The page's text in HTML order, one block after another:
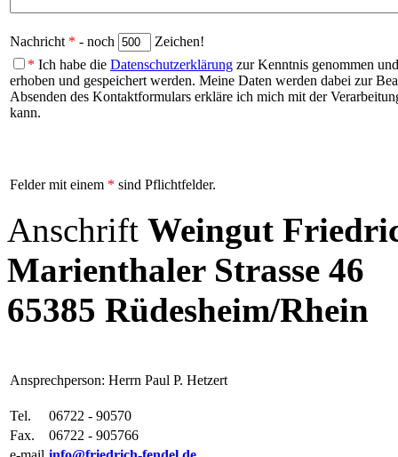
Nachricht * - noch
Zeichen!
* Ich habe die Datenschutzerklärung zur Kenntnis genommen
erhoben und gespeichert werden. Meine Daten werden dabei zur
Absenden des Kontaktformulars erkläre ich mich mit der
kann.
Felder mit einem * sind Pflichtfelder.
Anschrift Weingut
Marienthaler Strasse 46
65385 Rüdesheim/Rhein
Ansprechperson: Herrn Paul P. Hetzert
Tel.
06722 - 90570
Fax.
06722 - 905766